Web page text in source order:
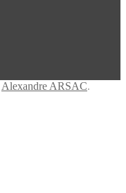
Alexandre ARSAC.